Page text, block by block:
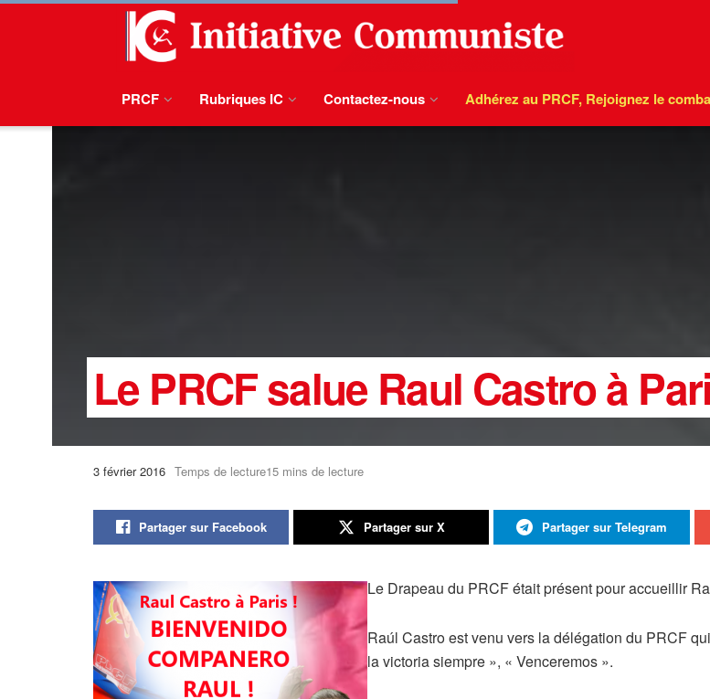
PRCF Rubriques IC Contactez-nous Adhérez au PRCF, Rejoignez le
Le PRCF salue Raul Castro à
3 février 2016 Temps de lecture15 mins de lecture
Partager sur Facebook Partager sur X Partager sur Telegram
Le Drapeau du PRCF était présent pour accueillir
Raúl Castro est venu vers la délégation du PRCF
la victoria siempre », « Venceremos ».